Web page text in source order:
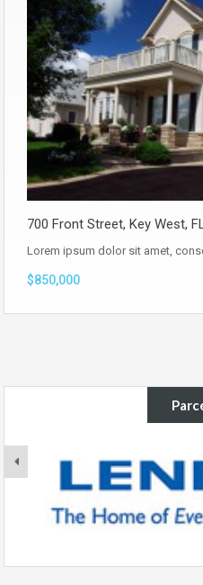
700 Front Street, Key West,
Lorem ipsum dolor sit amet,
$850,000